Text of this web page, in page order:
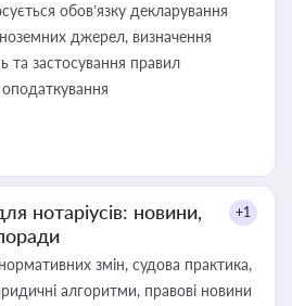
обов’язку декларування
джерел, визначення
та застосування правил
нотаріусів: новини,
+1
змін, судова практика,
алгоритми, правові новини